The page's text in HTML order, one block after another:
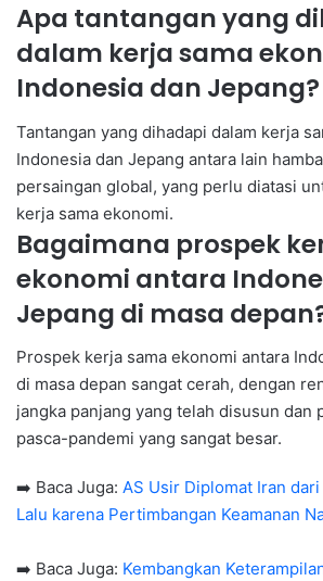
Apa tantangan yang
dalam kerja sama
Indonesia dan Jepang?
Tantangan yang dihadapi dalam kerja
Indonesia dan Jepang antara lain
persaingan global, yang perlu diatasi
kerja sama ekonomi.
Bagaimana prospek
ekonomi antara
Jepang di masa
Prospek kerja sama ekonomi antara
di masa depan sangat cerah, dengan
jangka panjang yang telah disusun dan
pasca-pandemi yang sangat besar.
➡️ Baca Juga: AS Usir Diplomat Iran
Lalu karena Pertimbangan Keamanan
➡️ Baca Juga: Kembangkan